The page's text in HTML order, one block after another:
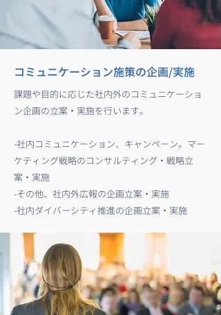
​コミュニケーション施策の企画/実施
課題や目的に応じた社内外のコミュニケーショ
ン企画の立案・実施を行います。
-社内コミュニケーション、キャンペーン。マー
ケティング戦略のコンサルティング・戦略立
案・実施
-その他、社内外広報の企画立案・実施
-社内ダイバーシティ推進の企画立案・実施